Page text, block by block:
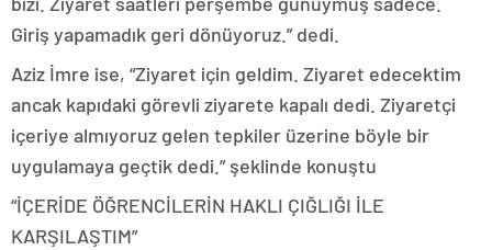
Giriş yapamadık geri dönüyoruz.” dedi.
Aziz İmre ise, “Ziyaret için geldim. Ziyaret edecektim
ancak kapıdaki görevli ziyarete kapalı dedi. Ziyaretçi
içeriye almıyoruz gelen tepkiler üzerine böyle bir
uygulamaya geçtik dedi.” şeklinde konuştu
“İÇERİDE ÖĞRENCİLERİN HAKLI ÇIĞLIĞI İLE
KARŞILAŞTIM”